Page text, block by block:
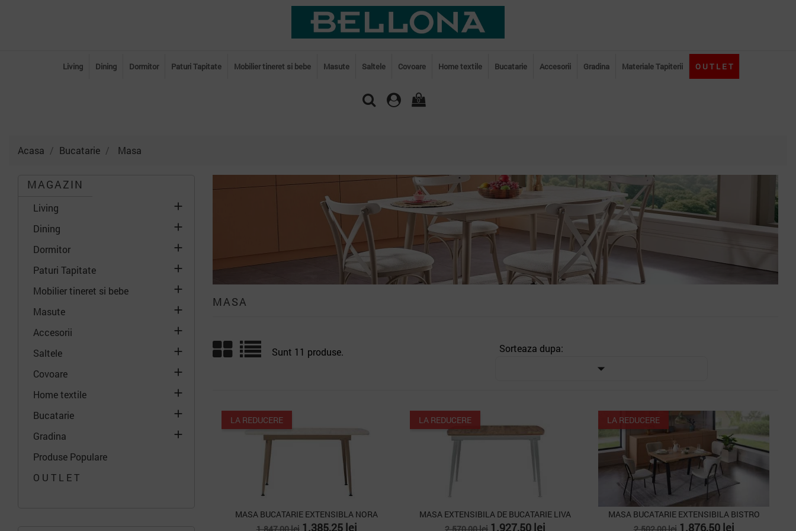
Living Dining Dormitor Paturi Tapitate Mobilier tineret si bebe Masute Saltele Covoare Home textile Bucatarie Accesorii Gradina Materiale Tapiterii O U T L E T
0
Acasa Bucatarie Masa
MAGAZIN
Living 
Dining 
Dormitor 
Paturi Tapitate 
Mobilier tineret si bebe 
Masute 
Accesorii 
Saltele 
Covoare 
Home textile 
Bucatarie 
Gradina 
Produse Populare
O U T L E T
MASA
Sunt 11 produse. Sorteaza dupa:

LA REDUCERE
MASA BUCATARIE EXTENSIBLA NORA
Pret
1.847,00 lei Pret
1.385,25 lei
LA REDUCERE
MASA EXTENSIBILA DE BUCATARIE LIVA
Pret
2.570,00 lei Pret
1.927,50 lei
LA REDUCERE
MASA BUCATARIE EXTENSIBILA BISTRO
Pret
2.502,00 lei Pret
1.876,50 lei